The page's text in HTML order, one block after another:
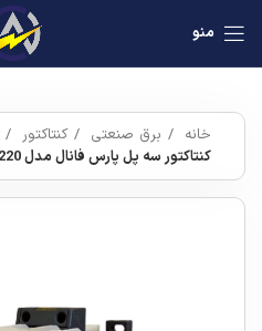
منو
خانه برق صنعتی کنتاکتور
کنتاکتور سه پل پارس فانال مدل PFC-220